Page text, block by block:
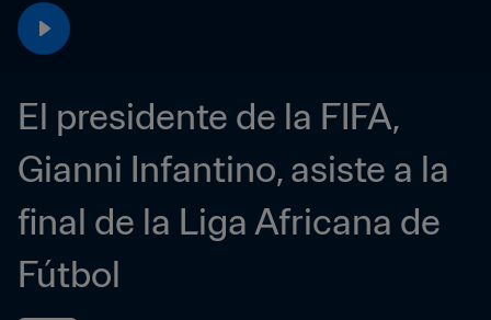
El presidente de la FIFA,
Gianni Infantino, asiste a la
final de la Liga Africana de